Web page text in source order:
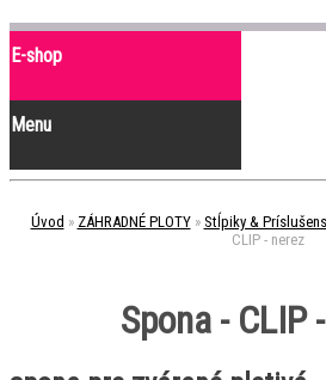
E-shop
Menu
Úvod » ZÁHRADNÉ PLOTY » Stĺpiky &
CLIP - nerez
Spona - CLIP